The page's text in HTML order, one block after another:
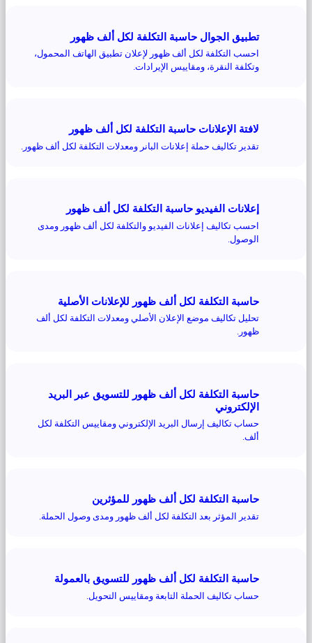
تطبيق الجوال حاسبة التكلفة لكل ألف ظهور
احسب التكلفة لكل ألف ظهور لإعلان تطبيق الهاتف المحمول،
وتكلفة النقرة، ومقاييس الإيرادات.
لافتة الإعلانات حاسبة التكلفة لكل ألف ظهور
تقدير تكاليف حملة إعلانات البانر ومعدلات التكلفة لكل ألف ظهور.
إعلانات الفيديو حاسبة التكلفة لكل ألف ظهور
احسب تكاليف إعلانات الفيديو والتكلفة لكل ألف ظهور ومدى
الوصول.
حاسبة التكلفة لكل ألف ظهور للإعلانات الأصلية
تحليل تكاليف موضع الإعلان الأصلي ومعدلات التكلفة لكل ألف
ظهور.
حاسبة التكلفة لكل ألف ظهور للتسويق عبر البريد
الإلكتروني
حساب تكاليف إرسال البريد الإلكتروني ومقاييس التكلفة لكل
ألف.
حاسبة التكلفة لكل ألف ظهور للمؤثرين
تقدير المؤثر بعد التكلفة لكل ألف ظهور ومدى وصول الحملة.
حاسبة التكلفة لكل ألف ظهور للتسويق بالعمولة
حساب تكاليف الحملة التابعة ومقاييس التحويل.